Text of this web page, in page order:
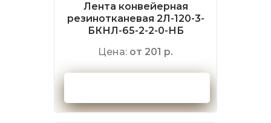
Лента конвейерная
резинотканевая 2Л-120-3-
БКНЛ-65-2-2-0-НБ
Цена: от 201 р.